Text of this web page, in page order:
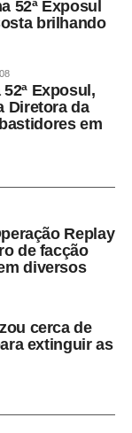
52ª Exposul
brilhando
Exposul,
Diretora da
em
Replay
de facção
diversos
cerca de
extinguir as